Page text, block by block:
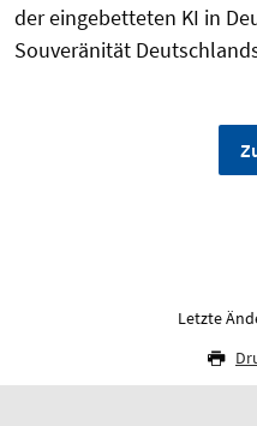
der eingebetteten KI in
Souveränität
Letzte